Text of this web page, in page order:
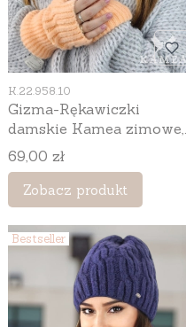
Kod produktu
K.22.958.10
Gizma-Rękawiczki
damskie Kamea zimowe,
bez palców, z wełną, kolor
brzoskwiniowy
Cena
69,00 zł
Zobacz produkt
Bestseller